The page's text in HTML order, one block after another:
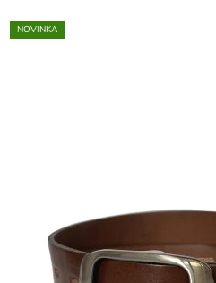
NOVINKA